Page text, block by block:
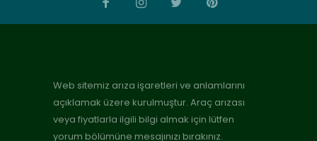
Web sitemiz arıza işaretleri ve anlamlarını
açıklamak üzere kurulmuştur. Araç arızası
veya fiyatlarla ilgili bilgi almak için lütfen
yorum bölümüne mesajınızı bırakınız.